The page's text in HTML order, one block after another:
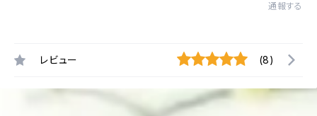
通報する
レビュー (8)